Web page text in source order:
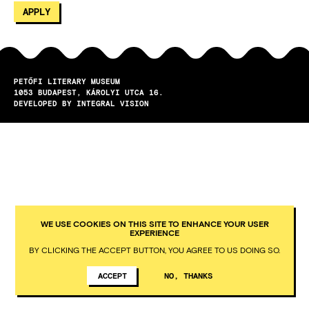
PETŐFI LITERARY MUSEUM
1053
BUDAPEST
KÁROLYI UTCA 16.
DEVELOPED BY INTEGRAL VISION
WE USE COOKIES ON THIS SITE TO ENHANCE YOUR USER
EXPERIENCE
BY CLICKING THE ACCEPT BUTTON, YOU AGREE TO US DOING SO.
ACCEPT NO, THANKS